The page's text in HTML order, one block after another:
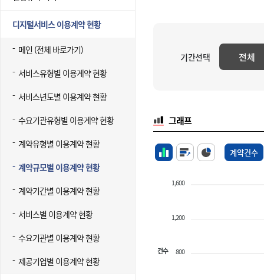
디지털서비스 이용계약 현황
메인 (전체 바로가기)
서비스유형별 이용계약 현황
서비스년도별 이용계약 현황
수요기관유형별 이용계약 현황
계약유형별 이용계약 현황
계약규모별 이용계약 현황
계약기간별 이용계약 현황
서비스별 이용계약 현황
수요기관별 이용계약 현황
제공기업별 이용계약 현황
기간선택 전체
그래프
계약건수
1,600
1,200
800
건수